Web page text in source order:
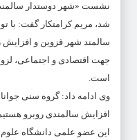
نشست «شهر دوستدار
سالمند شهر قزوین و افزایش
جهت اقتصادی و اجتماعی،
است.
وی ادامه داد: گروه سنی
افزایش سالمندی روبرو
این عضو علمی دانشگاه